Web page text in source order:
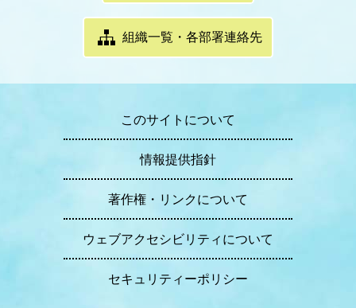
組織一覧・各部署連絡先
このサイトについて
情報提供指針
著作権・リンクについて
ウェブアクセシビリティについて
セキュリティーポリシー